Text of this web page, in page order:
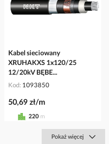
Kabel sieciowany
XRUHAKXS 1x120/25
12/20kV BĘBE...
Kod 1093850
50,69 zł/m
220 m
Pokaż więcej